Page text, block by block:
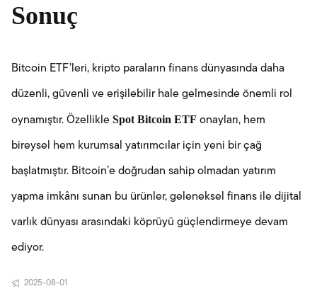
Sonuç
Bitcoin ETF’leri, kripto paraların finans dünyasında daha
düzenli, güvenli ve erişilebilir hale gelmesinde önemli rol
oynamıştır. Özellikle Spot Bitcoin ETF onayları, hem
bireysel hem kurumsal yatırımcılar için yeni bir çağ
başlatmıştır. Bitcoin’e doğrudan sahip olmadan yatırım
yapma imkânı sunan bu ürünler, geleneksel finans ile dijital
varlık dünyası arasındaki köprüyü güçlendirmeye devam
ediyor.
2025-08-01